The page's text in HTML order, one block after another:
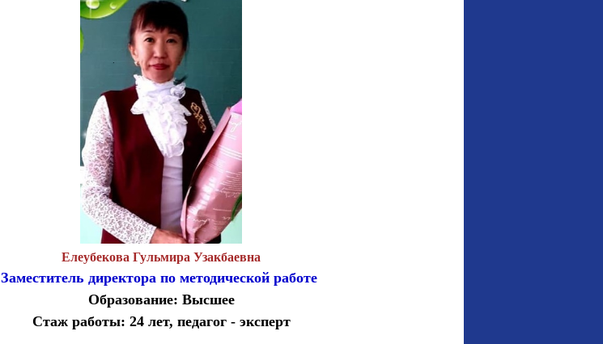
Елеубекова Гульмира Узакбаевна
Заместитель директора по методической работе
Образование: Высшее
Стаж работы: 24 лет, педагог - эксперт